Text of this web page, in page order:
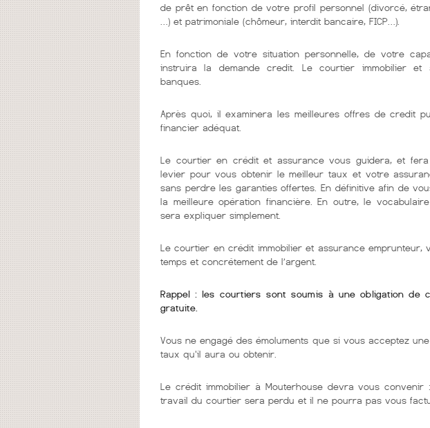
de prêt en fonction de votre profil personnel (divorcé,
…) et patrimoniale (chômeur, interdit bancaire, FICP…).
En fonction de votre situation personnelle, de votre
instruira la demande credit. Le courtier immobilier et
banques.
Après quoi, il examinera les meilleures offres de credit
financier adéquat.
Le courtier en crédit et assurance vous guidera, et
levier pour vous obtenir le meilleur taux et votre
sans perdre les garanties offertes. En définitive afin de
la meilleure opération financière. En outre, le
sera expliquer simplement.
Le courtier en crédit immobilier et assurance emprunteur,
temps et concrétement de l’argent.
Rappel : les courtiers sont soumis à une obligation de
gratuite.
Vous ne engagé des émoluments que si vous acceptez
taux qu'il aura ou obtenir.
Le crédit immobilier à Mouterhouse devra vous
travail du courtier sera perdu et il ne pourra pas vous